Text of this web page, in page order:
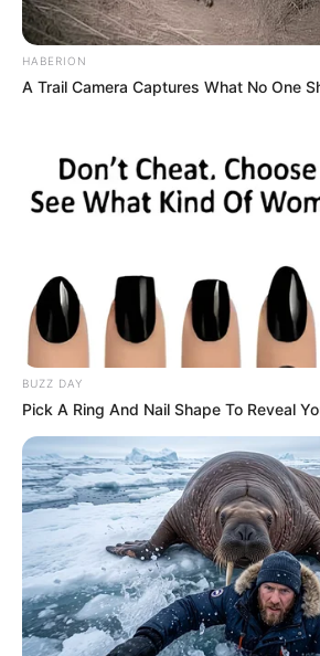
Η Moderna μηνύει τους
αντιπάλους της της Big
Pharma για τις
Η omertà
Ο Υπόγειος Πόλεμος είναι
κυνήγι είναι σε εξέλιξη
Τετάρτη, 5 Οκτωβρίου 2022, 21:39
Ο Υπόγειος Πόλεμος είναι γεγονός.....
HABERION
A Trail Camera Captures What No One
BUZZ DAY
Pick A Ring And Nail Shape To Reveal